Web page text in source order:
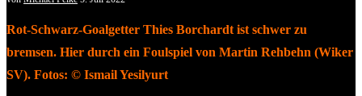
Rot-Schwarz-Goalgetter Thies Borchardt ist schwer zu
bremsen. Hier durch ein Foulspiel von Martin Rehbehn (Wiker
SV). Fotos: © Ismail Yesilyurt